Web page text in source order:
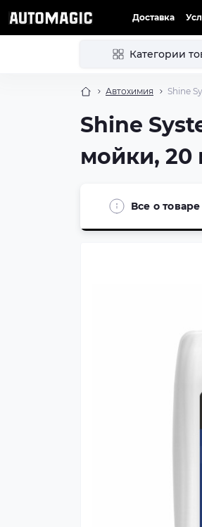
Доставка
Категории
Автохимия Shine
Shine
мойки, 20
Все о товаре